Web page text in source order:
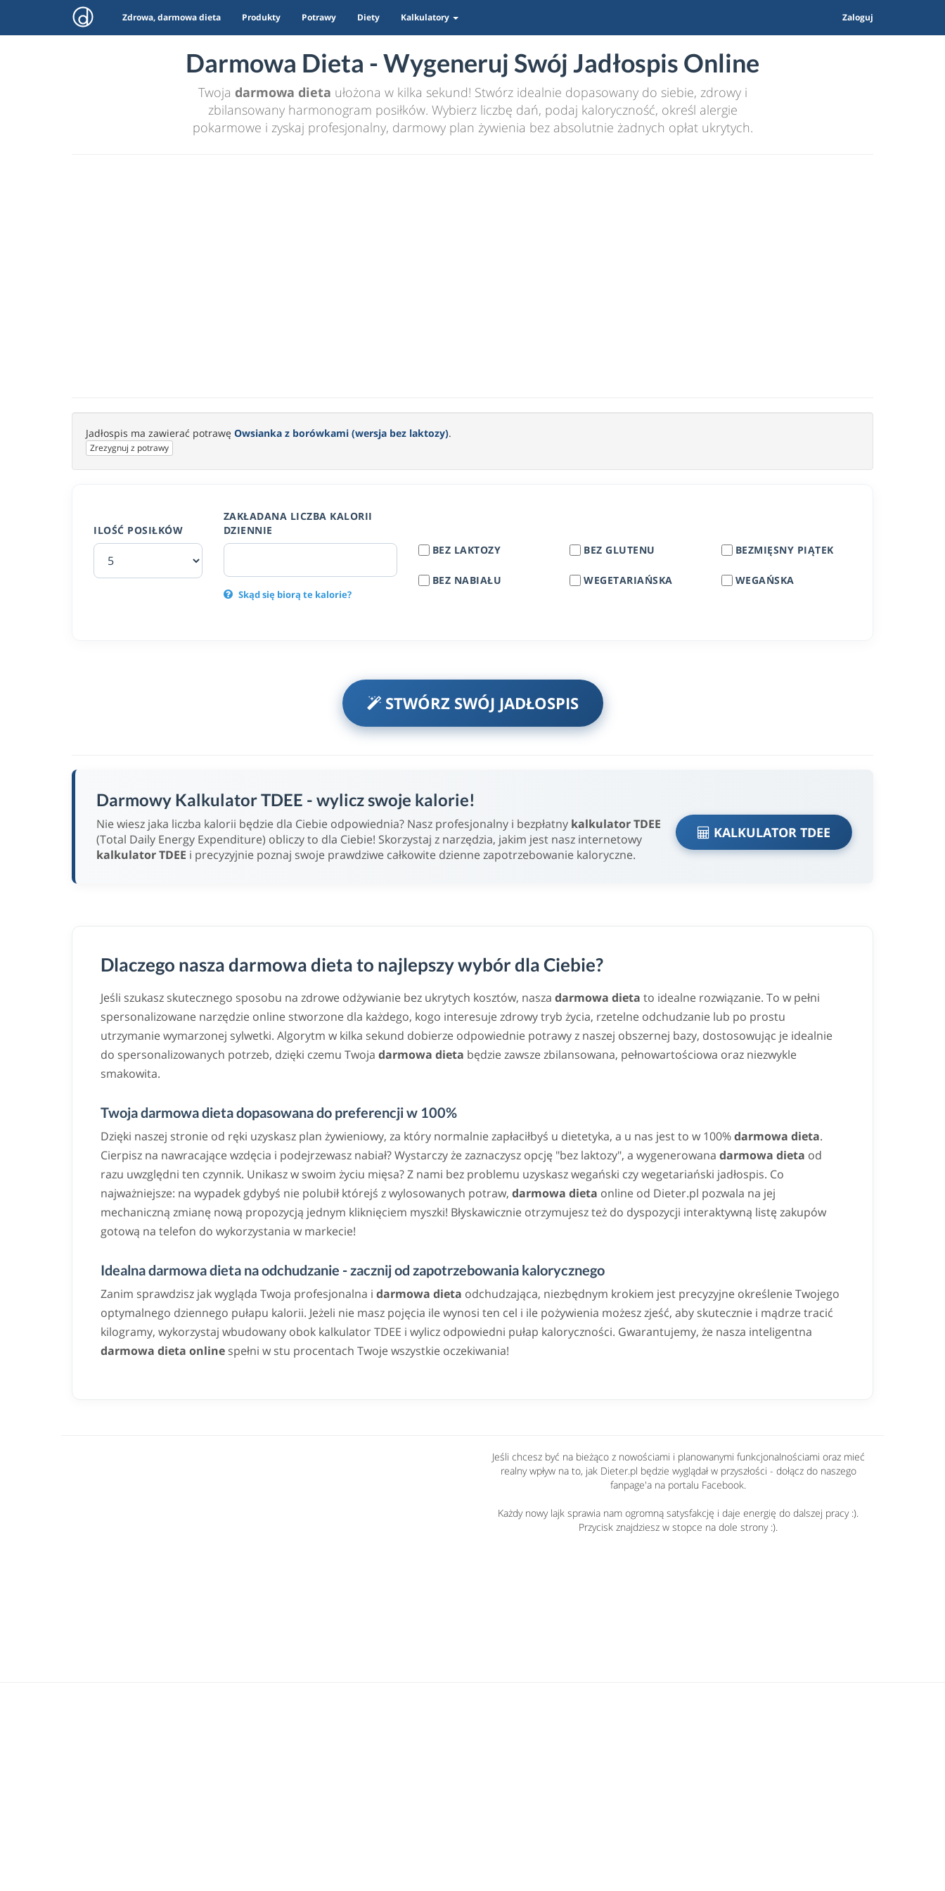
Zdrowa, darmowa dieta Produkty Potrawy Diety Kalkulatory Zaloguj
Darmowa Dieta - Wygeneruj Swój Jadłospis Online
Twoja darmowa dieta ułożona w kilka sekund! Stwórz idealnie dopasowany do siebie, zdrowy i
zbilansowany harmonogram posiłków. Wybierz liczbę dań, podaj kaloryczność, określ alergie
pokarmowe i zyskaj profesjonalny, darmowy plan żywienia bez absolutnie żadnych opłat ukrytych.
Jadłospis ma zawierać potrawę Owsianka z borówkami (wersja bez laktozy).
Zrezygnuj z potrawy
ILOŚĆ POSIŁKÓW
ZAKŁADANA LICZBA KALORII
DZIENNIE
Skąd się biorą te kalorie?
BEZ LAKTOZY
BEZ NABIAŁU
BEZ GLUTENU
WEGETARIAŃSKA
BEZMIĘSNY PIĄTEK
WEGAŃSKA
STWÓRZ SWÓJ JADŁOSPIS
Darmowy Kalkulator TDEE - wylicz swoje kalorie!
Nie wiesz jaka liczba kalorii będzie dla Ciebie odpowiednia? Nasz profesjonalny i bezpłatny kalkulator TDEE
(Total Daily Energy Expenditure) obliczy to dla Ciebie! Skorzystaj z narzędzia, jakim jest nasz internetowy
kalkulator TDEE i precyzyjnie poznaj swoje prawdziwe całkowite dzienne zapotrzebowanie kaloryczne.
KALKULATOR TDEE
Dlaczego nasza darmowa dieta to najlepszy wybór dla Ciebie?
Jeśli szukasz skutecznego sposobu na zdrowe odżywianie bez ukrytych kosztów, nasza darmowa dieta to idealne rozwiązanie. To w pełni
spersonalizowane narzędzie online stworzone dla każdego, kogo interesuje zdrowy tryb życia, rzetelne odchudzanie lub po prostu
utrzymanie wymarzonej sylwetki. Algorytm w kilka sekund dobierze odpowiednie potrawy z naszej obszernej bazy, dostosowując je idealnie
do spersonalizowanych potrzeb, dzięki czemu Twoja darmowa dieta będzie zawsze zbilansowana, pełnowartościowa oraz niezwykle
smakowita.
Twoja darmowa dieta dopasowana do preferencji w 100%
Dzięki naszej stronie od ręki uzyskasz plan żywieniowy, za który normalnie zapłaciłbyś u dietetyka, a u nas jest to w 100%darmowa dieta.
Cierpisz na nawracające wzdęcia i podejrzewasz nabiał? Wystarczy że zaznaczysz opcję "bez laktozy", a wygenerowana darmowa dieta od
razu uwzględni ten czynnik. Unikasz w swoim życiu mięsa? Z nami bez problemu uzyskasz wegański czy wegetariański jadłospis. Co
najważniejsze: na wypadek gdybyś nie polubił którejś z wylosowanych potraw, darmowa dieta online od Dieter.pl pozwala na jej
mechaniczną zmianę nową propozycją jednym kliknięciem myszki! Błyskawicznie otrzymujesz też do dyspozycji interaktywną listę zakupów
gotową na telefon do wykorzystania w markecie!
Idealna darmowa dieta na odchudzanie - zacznij od zapotrzebowania kalorycznego
Zanim sprawdzisz jak wygląda Twoja profesjonalna i darmowa dieta odchudzająca, niezbędnym krokiem jest precyzyjne określenie Twojego
optymalnego dziennego pułapu kalorii. Jeżeli nie masz pojęcia ile wynosi ten cel i ile pożywienia możesz zjeść, aby skutecznie i mądrze tracić
kilogramy, wykorzystaj wbudowany obok kalkulator TDEE i wylicz odpowiedni pułap kaloryczności. Gwarantujemy, że nasza inteligentna
darmowa dieta online spełni w stu procentach Twoje wszystkie oczekiwania!
Jeśli chcesz być na bieżąco z nowościami i planowanymi funkcjonalnościami oraz mieć
realny wpływ na to, jak Dieter.pl będzie wyglądał w przyszłości - dołącz do naszego
fanpage'a na portalu Facebook.
Każdy nowy lajk sprawia nam ogromną satysfakcję i daje energię do dalszej pracy :).
Przycisk znajdziesz w stopce na dole strony :).